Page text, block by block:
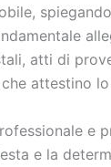
atti di
attestino
e
e la